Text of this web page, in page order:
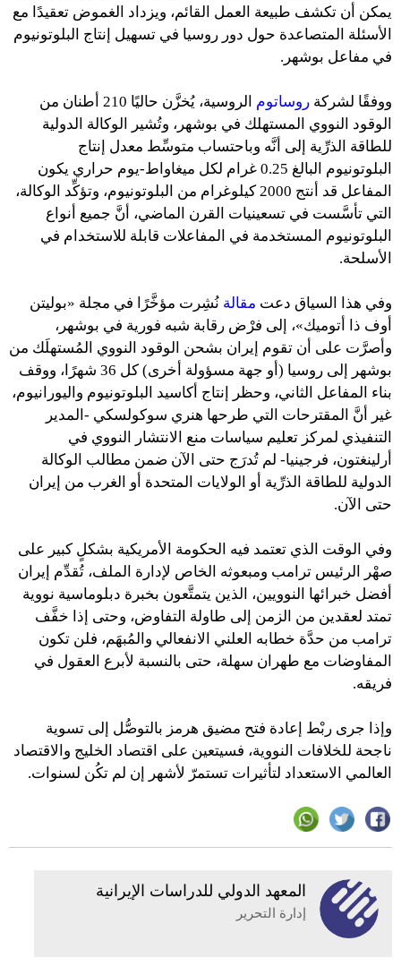
يمكن أن تكشف طبيعة العمل القائم، ويزداد الغموض تعقيدًا مع
الأسئلة المتصاعدة حول دور روسيا في تسهيل إنتاج البلوتونيوم
في مفاعل بوشهر.
ووفقًا لشركة روساتوم
الروسية، يُخزَّن حاليًا 210 أطنان من
الوقود النووي المستهلك في بوشهر، وتُشير الوكالة الدولية
للطاقة الذرِّية إلى أنَّه وباحتساب متوسِّط معدل إنتاج
البلوتونيوم البالغ 0.25 غرام لكل ميغاواط‑يوم حراري يكون
المفاعل قد أنتج 2000 كيلوغرام من البلوتونيوم، وتؤكِّد الوكالة،
التي تأسَّست في تسعينيات القرن الماضي، أنَّ جميع أنواع
البلوتونيوم المستخدمة في المفاعلات قابلة للاستخدام في
الأسلحة.
وفي هذا السياق دعت مقالة نُشِرت مؤخَّرًا في مجلة «بوليتن
أوف ذا أتوميك»، إلى فرْض رقابة شبه فورية في بوشهر،
وأصرَّت على أن تقوم إيران بشحن الوقود النووي المُستهلَك من
بوشهر إلى روسيا (أو جهة مسؤولة أخرى) كل 36 شهرًا، ووقف
بناء المفاعل الثاني، وحظر إنتاج أكاسيد البلوتونيوم واليورانيوم،
غير أنَّ المقترحات التي طرحها هنري سوكولسكي -المدير
التنفيذي لمركز تعليم سياسات منع الانتشار النووي في
أرلينغتون، فرجينيا- لم تُدرَج حتى الآن ضمن مطالب الوكالة
الدولية للطاقة الذرِّية أو الولايات المتحدة أو الغرب من إيران
حتى الآن.
وفي الوقت الذي تعتمد فيه الحكومة الأمريكية بشكلٍ كبير على
صهْر الرئيس ترامب ومبعوثه الخاص لإدارة الملف، تُقدِّم إيران
أفضل خبرائها النوويين، الذين يتمتَّعون بخبرة دبلوماسية نووية
تمتد لعقدين من الزمن إلى طاولة التفاوض، وحتى إذا خفَّف
ترامب من حدَّة خطابه العلني الانفعالي والمُبهَم، فلن تكون
المفاوضات مع طهران سهلة، حتى بالنسبة لأبرع العقول في
فريقه.
وإذا جرى ربْط إعادة فتح مضيق هرمز بالتوصُّل إلى تسوية
ناجحة للخلافات النووية، فسيتعين على اقتصاد الخليج والاقتصاد
العالمي الاستعداد لتأثيرات تستمرّ لأشهر إن لم تكُن لسنوات.
المعهد الدولي للدراسات الإيرانية
إدارة التحرير